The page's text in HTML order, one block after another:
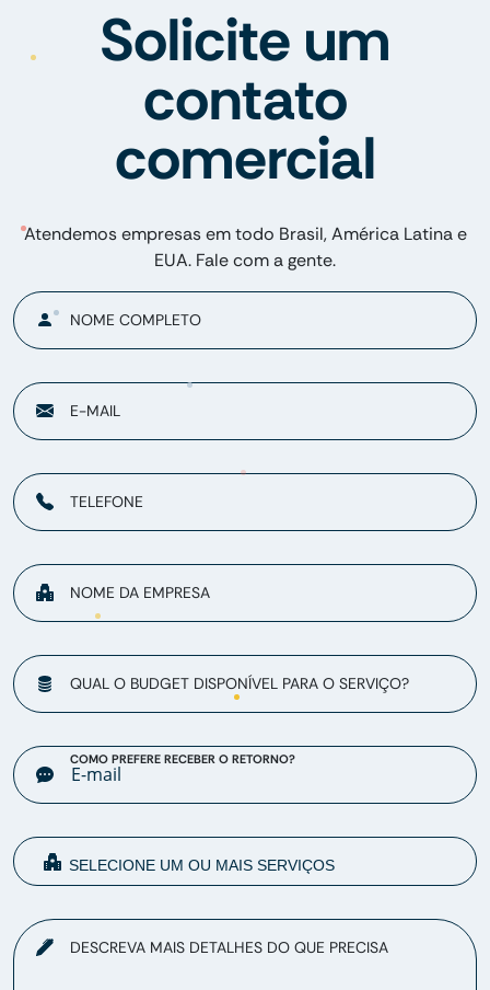
Solicite um
contato
comercial
Atendemos empresas em todo Brasil, América Latina e
EUA. Fale com a gente.
NOME COMPLETO
E-MAIL
TELEFONE
NOME DA EMPRESA
QUAL O BUDGET DISPONÍVEL PARA O SERVIÇO?
COMO PREFERE RECEBER O RETORNO?
DESCREVA MAIS DETALHES DO QUE PRECISA